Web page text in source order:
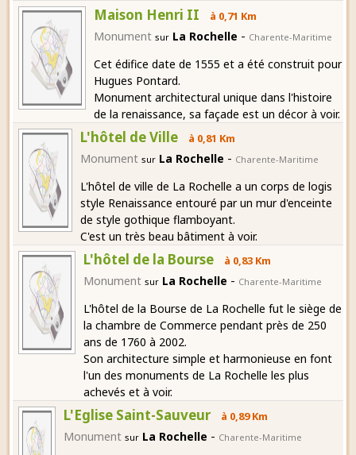
Maison Henri II à 0,71 Km
Monument sur La Rochelle - Charente-Maritime
Cet édifice date de 1555 et a été construit pour
Hugues Pontard.
Monument architectural unique dans l'histoire
de la renaissance, sa façade est un décor à voir.
L'hôtel de Ville à 0,81 Km
Monument sur La Rochelle - Charente-Maritime
L'hôtel de ville de La Rochelle a un corps de logis
style Renaissance entouré par un mur d'enceinte
de style gothique flamboyant.
C'est un très beau bâtiment à voir.
L'hôtel de la Bourse à 0,83 Km
Monument sur La Rochelle - Charente-Maritime
L'hôtel de la Bourse de La Rochelle fut le siège de
la chambre de Commerce pendant près de 250
ans de 1760 à 2002.
Son architecture simple et harmonieuse en font
l'un des monuments de La Rochelle les plus
achevés et à voir.
L'Eglise Saint-Sauveur à 0,89 Km
Monument sur La Rochelle - Charente-Maritime